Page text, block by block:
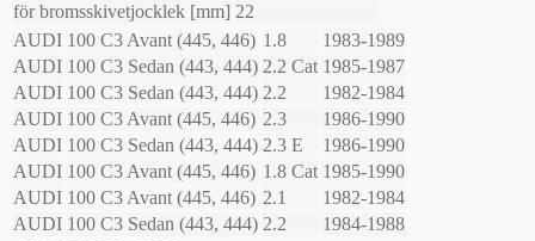
för bromsskivetjocklek [mm] 22
AUDI 100 C3 Avant (445, 446) 1.8
1983-1989
AUDI 100 C3 Sedan (443, 444) 2.2 Cat 1985-1987
AUDI 100 C3 Sedan (443, 444) 2.2
1982-1984
AUDI 100 C3 Avant (445, 446) 2.3
1986-1990
AUDI 100 C3 Sedan (443, 444) 2.3 E
1986-1990
AUDI 100 C3 Avant (445, 446) 1.8 Cat 1985-1990
AUDI 100 C3 Avant (445, 446) 2.1
1982-1984
AUDI 100 C3 Sedan (443, 444) 2.2
1984-1988